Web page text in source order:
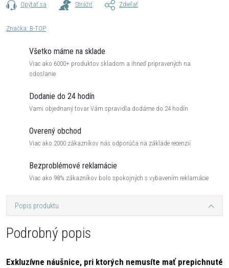
Opýtať sa Strážiť Zdieľať
Značka: B-TOP
Všetko máme na sklade
Viac ako 6000+ produktov skladom a ihneď pripravených na
odoslanie
Dodanie do 24 hodín
Vami objednaný tovar Vám spravidla dodáme do 24 hodín
Overený obchod
Viac ako 2000 zákazníkov nás odporúča na základe recenzií
Bezproblémové reklamácie
Viac ako 98% zákazníkov bolo spokojných s vybavením reklamácie
Popis produktu
Podrobný popis
Exkluzívne náušnice, pri ktorých nemusíte mať prepichnuté